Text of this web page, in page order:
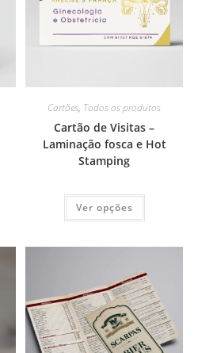
Cartões, Todos os produtos
Cartão de Visitas –
Laminação fosca e Hot
Stamping
Ver opções